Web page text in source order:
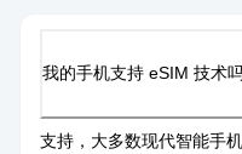
我的手机支持 eSIM 技术
支持，大多数现代智能手